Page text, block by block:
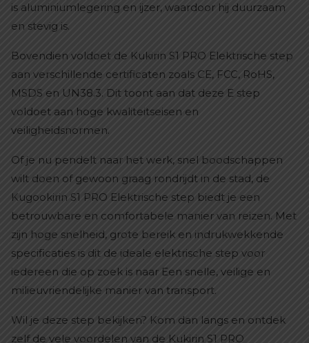
is aluminiumlegering en ijzer, waardoor hij duurzaam
en stevig is.
Bovendien voldoet de Kukirin S1 PRO Elektrische step
aan verschillende certificaten zoals CE, FCC, RoHS,
MSDS en UN38.3. Dit toont aan dat deze E step
voldoet aan hoge kwaliteitseisen en
veiligheidsnormen.
Of je nu pendelt naar het werk, snel boodschappen
wilt doen of gewoon graag rondrijdt in de stad, de
Kugookirin S1 PRO Elektrische step biedt je een
betrouwbare en comfortabele manier van reizen. Met
zijn hoge snelheid, grote bereik en indrukwekkende
specificaties is dit de ideale elektrische step voor
iedereen die op zoek is naar Een snelle, veilige en
milieuvriendelijke manier van transport.
Wil je deze step bekijken? Kom dan langs en ontdek
zelf de vele voordelen van de Kukirin S1 PRO